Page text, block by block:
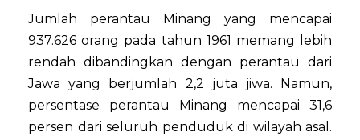
Jumlah perantau Minang yang mencapai
937.626 orang pada tahun 1961 memang lebih
rendah dibandingkan dengan perantau dari
Jawa yang berjumlah 2,2 juta jiwa. Namun,
persentase perantau Minang mencapai 31,6
persen dari seluruh penduduk di wilayah asal.